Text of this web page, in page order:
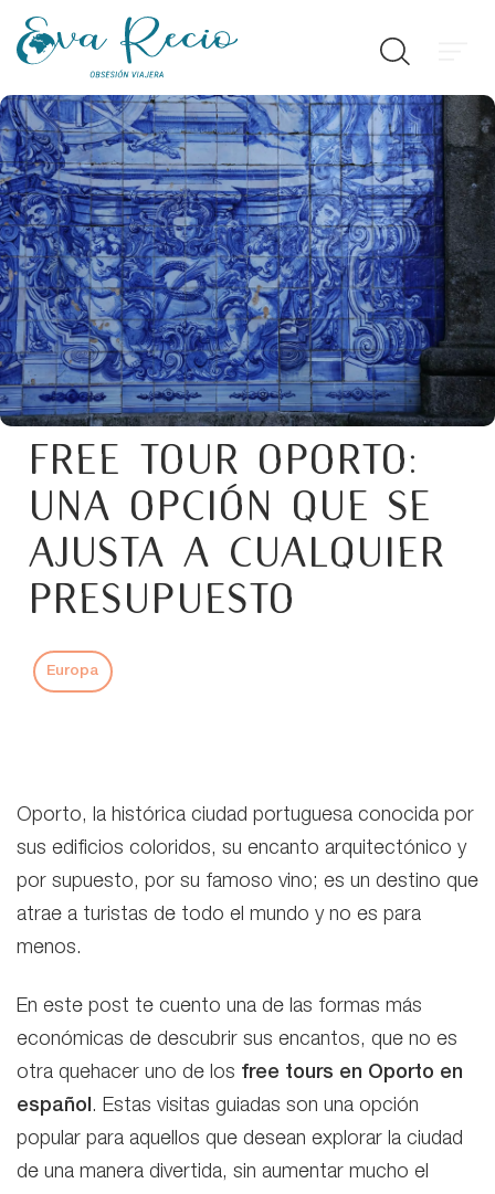
Free Tour Oporto:
una opción que se
ajusta a cualquier
presupuesto
Europa
Oporto, la histórica ciudad portuguesa conocida por
sus edificios coloridos, su encanto arquitectónico y
por supuesto, por su famoso vino; es un destino que
atrae a turistas de todo el mundo y no es para
menos.
En este post te cuento una de las formas más
económicas de descubrir sus encantos, que no es
otra quehacer uno de los free tours en Oporto en
español . Estas visitas guiadas son una opción
popular para aquellos que desean explorar la ciudad
de una manera divertida, sin aumentar mucho el